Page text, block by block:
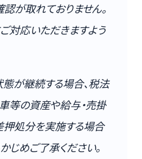
が取れておりません。
対応いただきますよう
が継続する場合、税法
等の資産や給与・売掛
押処分を実施する場合
じめご了承ください。